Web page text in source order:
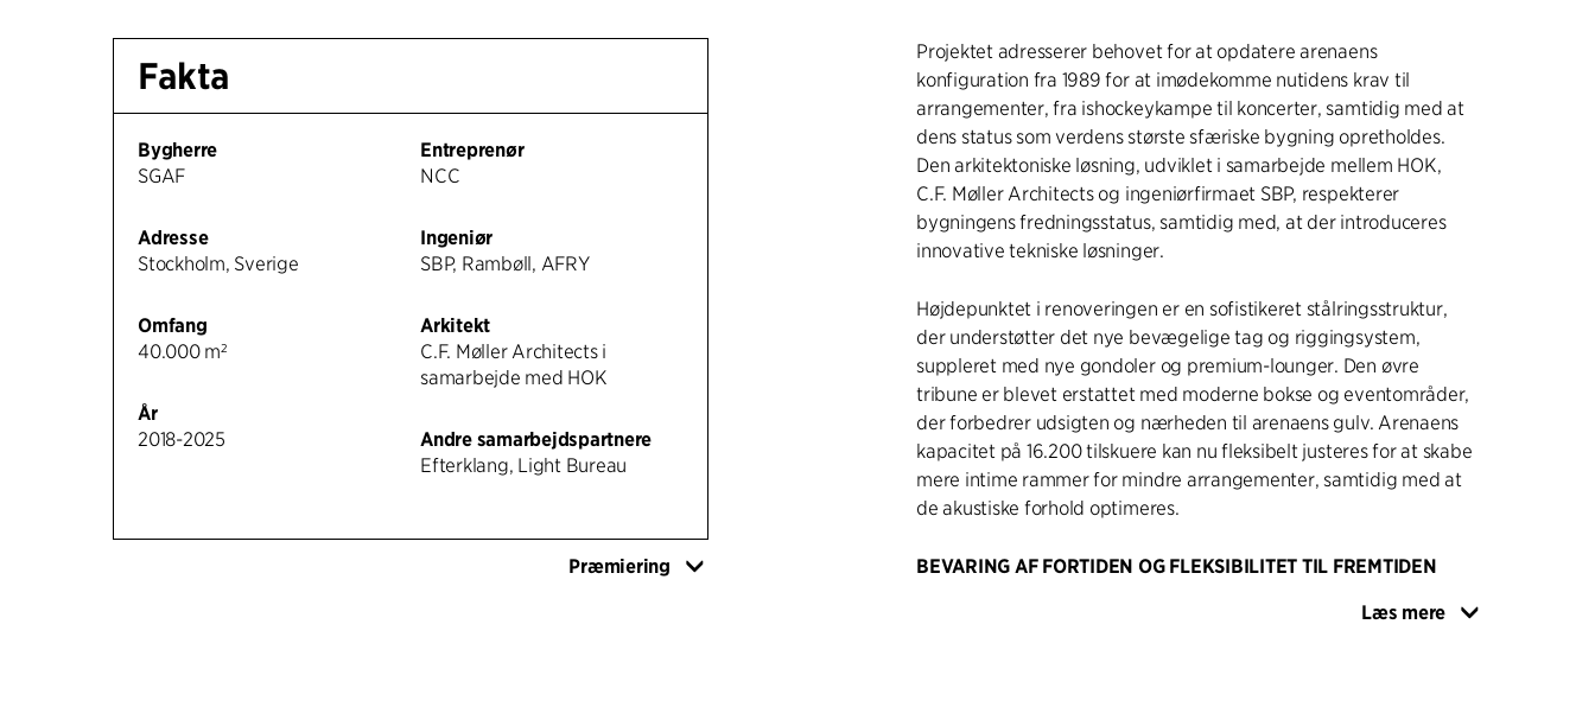
Fakta
Bygherre
SGAF
Adresse
Stockholm, Sverige
Omfang
40.000 m²
År
2018-2025
Entreprenør
NCC
Ingeniør
SBP, Rambøll, AFRY
Arkitekt
C.F. Møller Architects i
samarbejde med HOK
Andre samarbejdspartnere
Efterklang, Light Bureau
Præmiering
Projektet adresserer behovet for at opdatere arenaens
konfiguration fra 1989 for at imødekomme nutidens krav til
arrangementer, fra ishockeykampe til koncerter, samtidig med at
dens status som verdens største sfæriske bygning opretholdes.
Den arkitektoniske løsning, udviklet i samarbejde mellem HOK,
C.F. Møller Architects og ingeniørfirmaet SBP, respekterer
bygningens fredningsstatus, samtidig med, at der introduceres
innovative tekniske løsninger.
Højdepunktet i renoveringen er en sofistikeret stålringsstruktur,
der understøtter det nye bevægelige tag og riggingsystem,
suppleret med nye gondoler og premium-lounger. Den øvre
tribune er blevet erstattet med moderne bokse og eventområder,
der forbedrer udsigten og nærheden til arenaens gulv. Arenaens
kapacitet på 16.200 tilskuere kan nu fleksibelt justeres for at skabe
mere intime rammer for mindre arrangementer, samtidig med at
de akustiske forhold optimeres.
BEVARING AF FORTIDEN OG FLEKSIBILITET TIL FREMTIDEN
Materialevalget er nøje overvejet for at harmonisere med den
Læs mere